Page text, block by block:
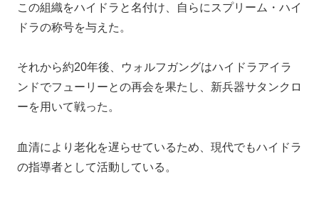
この組織をハイドラと名付け、自らにスプリーム・ハイ
ドラの称号を与えた。
それから約20年後、ウォルフガングはハイドラアイラ
ンドでフューリーとの再会を果たし、新兵器サタンクロ
ーを用いて戦った。
血清により老化を遅らせているため、現代でもハイドラ
の指導者として活動している。